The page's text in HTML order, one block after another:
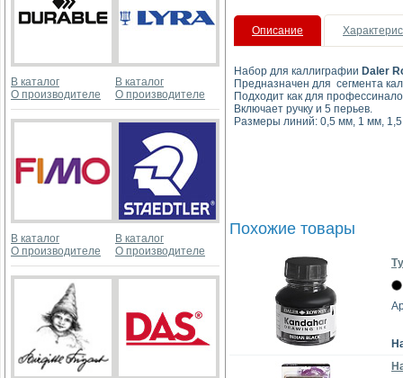
В каталог
О производителе
В каталог
О производителе
В каталог
О производителе
В каталог
О производителе
Описание
Набор для каллиграфии Daler
Предназначен для сегмента
Подходит как для
Включает ручку и 5 перьев.
Размеры линий: 0,5 мм, 1 мм,
Похожие товары